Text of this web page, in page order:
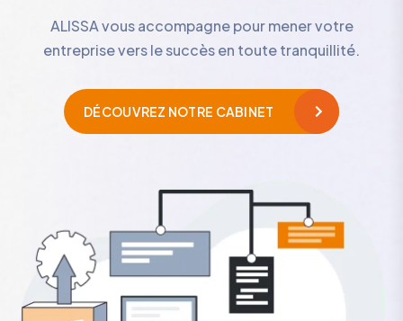
ALISSA vous accompagne pour mener votre
entreprise vers le succès en toute tranquillité.
DÉCOUVREZ NOTRE CABINET